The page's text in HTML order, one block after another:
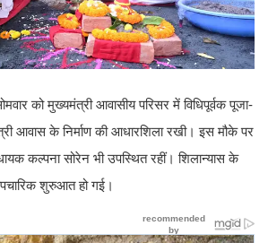
को मुख्यमंत्री आवासीय परिसर में विधिपूर्वक पूजा-
आवास के निर्माण की आधारशिला रखी। इस मौके पर
कल्पना सोरेन भी उपस्थित रहीं। शिलान्यास के
शुरुआत हो गई।